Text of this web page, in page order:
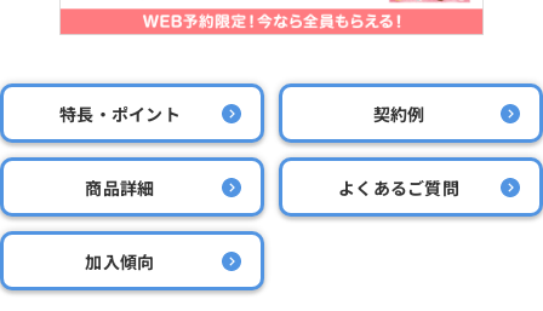
特長・ポイント 契約例
商品詳細 よくあるご質問
加入傾向